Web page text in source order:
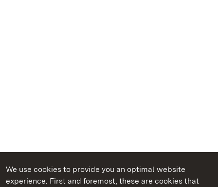
We use cookies to provide you an optimal website
experience. First and foremost, these are cookies that